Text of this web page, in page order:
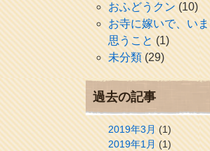
おふどうクン(10)
お寺に嫁いで、いま
思うこと(1)
未分類(29)
過去の記事
2019年3月(1)
2019年1月(1)